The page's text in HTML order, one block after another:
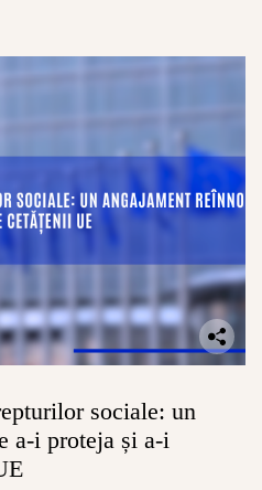
sociale: un
a-i proteja și a-i